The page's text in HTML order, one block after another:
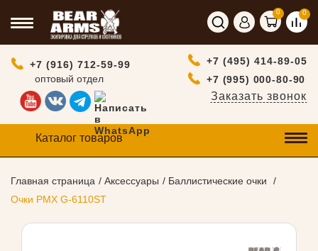
0 0
+7 (916) 712-59-99
оптовый отдел
+7 (495) 414-89-05
+7 (995) 000-80-90
Заказать звонок
Каталог товаров
Главная страница Аксессуары
Баллистические очки
Очки PMX G-6110ST